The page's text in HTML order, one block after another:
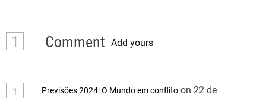
1 Comment Add yours
1 Previsões 2024: O Mundo em conflito on 22 de